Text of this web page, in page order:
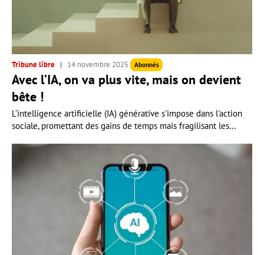
Tribune libre 14 novembre 2025 Abonnés
Avec l’IA, on va plus vite, mais on devient
bête !
L’intelligence artificielle (IA) générative s'impose dans l'action
sociale, promettant des gains de temps mais fragilisant les...